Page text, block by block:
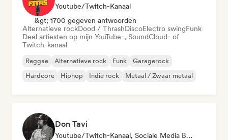
Youtube/Twitch-Kanaal
&gt; 1700 gegeven antwoorden
Alternatieve rockDood / ThrashDiscoElectro swingFunk
Deel artiesten op mijn YouTube-, SoundCloud- of
Twitch-kanaal
Reggae Alternatieve rock Funk
Garagerock
Hardcore
Hiphop Indie rock Metaal / Zwaar metaal
Don Tavi
Youtube/Twitch-Kanaal, Sociale Media Beïnvloeder